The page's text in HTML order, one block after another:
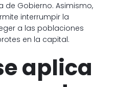
de Gobierno. Asimismo,
interrumpir la
a las poblaciones
en la capital.
aplica